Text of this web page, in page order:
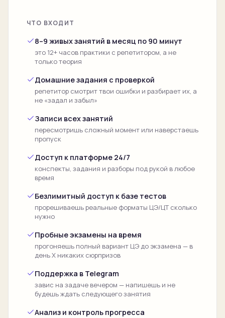
ЧТО ВХОДИТ
8–9 живых занятий в месяц по 90 минут
это 12+ часов практики с репетитором, а не
только теория
Домашние задания с проверкой
репетитор смотрит твои ошибки и разбирает их, а
не «задал и забыл»
Записи всех занятий
пересмотришь сложный момент или наверстаешь
пропуск
Доступ к платформе 24/7
конспекты, задания и разборы под рукой в любое
время
Безлимитный доступ к базе тестов
прорешиваешь реальные форматы ЦЭ/ЦТ сколько
нужно
Пробные экзамены на время
прогоняешь полный вариант ЦЭ до экзамена — в
день Х никаких сюрпризов
Поддержка в Telegram
завис на задаче вечером — напишешь и не
будешь ждать следующего занятия
Анализ и контроль прогресса